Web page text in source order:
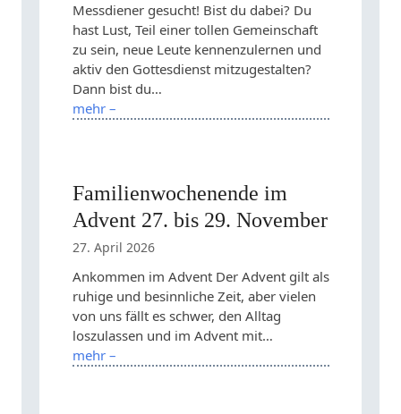
Messdiener gesucht! Bist du dabei? Du
hast Lust, Teil einer tollen Gemeinschaft
zu sein, neue Leute kennenzulernen und
aktiv den Gottesdienst mitzugestalten?
Dann bist du…
mehr –
Familienwochenende im
Advent 27. bis 29. November
27. April 2026
Ankommen im Advent Der Advent gilt als
ruhige und besinnliche Zeit, aber vielen
von uns fällt es schwer, den Alltag
loszulassen und im Advent mit…
mehr –